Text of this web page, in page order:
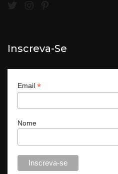
Inscreva-Se
Email *
Nome